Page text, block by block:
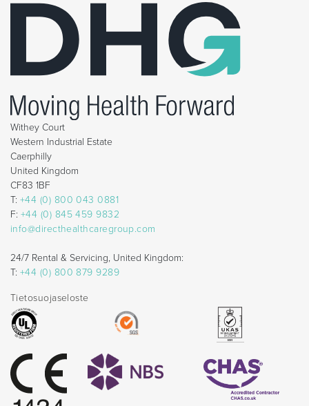
Withey Court
Western Industrial Estate
Caerphilly
United Kingdom
CF83 1BF
T: +44 (0) 800 043 0881
F: +44 (0) 845 459 9832
info@directhealthcaregroup.com
24/7 Rental & Servicing, United Kingdom:
T: +44 (0) 800 879 9289
Tietosuojaseloste